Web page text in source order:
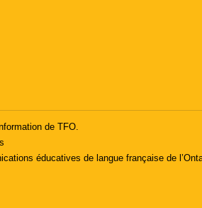
de TFO.
éducatives de langue française de